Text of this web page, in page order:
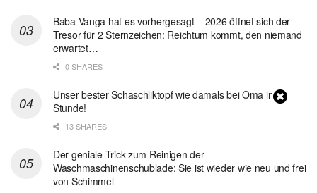
Baba Vanga hat es vorhergesagt – 2026 öffnet sich der
Tresor für 2 Sternzeichen: Reichtum kommt, den niemand
erwartet…
0 SHARES
Unser bester Schaschliktopf wie damals bei Oma in 1
Stunde!
13 SHARES
Der geniale Trick zum Reinigen der
Waschmaschinenschublade: Sie ist wieder wie neu und frei
von Schimmel